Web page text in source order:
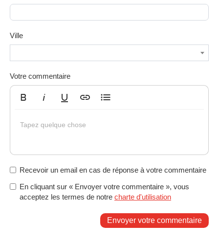
Ville
Votre commentaire
Tapez quelque chose
Recevoir un email en cas de réponse à votre commentaire
En cliquant sur « Envoyer votre commentaire », vous
acceptez les termes de notre charte d'utilisation
Envoyer votre commentaire